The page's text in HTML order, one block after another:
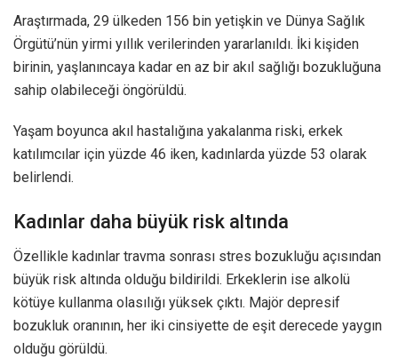
Araştırmada, 29 ülkeden 156 bin yetişkin ve Dünya Sağlık
Örgütü’nün yirmi yıllık verilerinden yararlanıldı. İki kişiden
birinin, yaşlanıncaya kadar en az bir akıl sağlığı bozukluğuna
sahip olabileceği öngörüldü.
Yaşam boyunca akıl hastalığına yakalanma riski, erkek
katılımcılar için yüzde 46 iken, kadınlarda yüzde 53 olarak
belirlendi.
Kadınlar daha büyük risk altında
Özellikle kadınlar travma sonrası stres bozukluğu açısından
büyük risk altında olduğu bildirildi. Erkeklerin ise alkolü
kötüye kullanma olasılığı yüksek çıktı. Majör depresif
bozukluk oranının, her iki cinsiyette de eşit derecede yaygın
olduğu görüldü.